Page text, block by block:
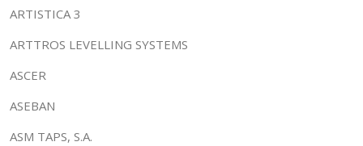
ARTISTICA 3
ARTTROS LEVELLING SYSTEMS
ASCER
ASEBAN
ASM TAPS, S.A.